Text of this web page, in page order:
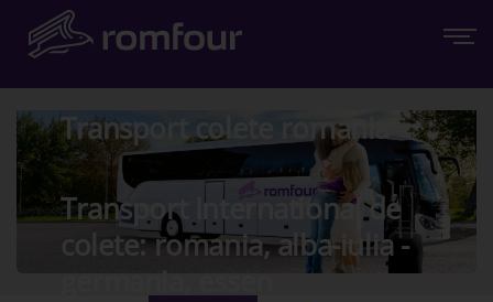
Transport colete romania
Transport International de
colete: romania, alba-iulia -
germania, essen